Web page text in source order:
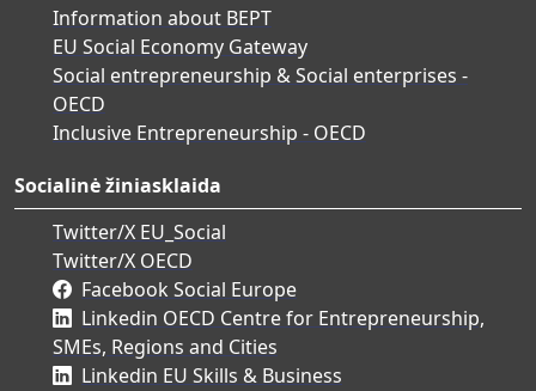
Information about BEPT
EU Social Economy Gateway
Social entrepreneurship & Social enterprises -
OECD
Inclusive Entrepreneurship - OECD
Socialinė žiniasklaida
Twitter/X EU_Social
Twitter/X OECD
Facebook Social Europe
Linkedin OECD Centre for Entrepreneurship,
SMEs, Regions and Cities
Linkedin EU Skills & Business